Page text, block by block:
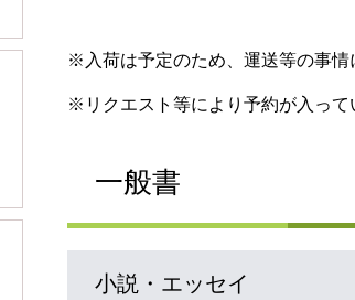
※入荷は予定のため、運送等の事
※リクエスト等により予約が入って
一般書
小説・エッセイ